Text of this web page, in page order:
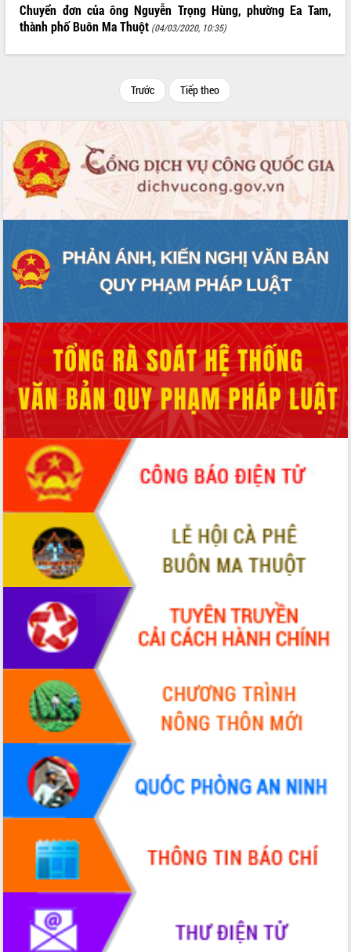
Chuyển đơn của ông Nguyễn Trọng Hùng, phường Ea Tam,
thành phố Buôn Ma Thuột (04/03/2020, 10:35)
Trước Tiếp theo